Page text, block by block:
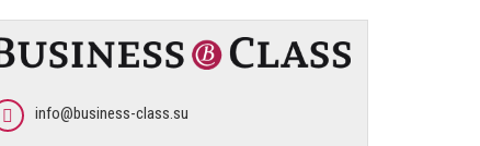
info@business-class.su